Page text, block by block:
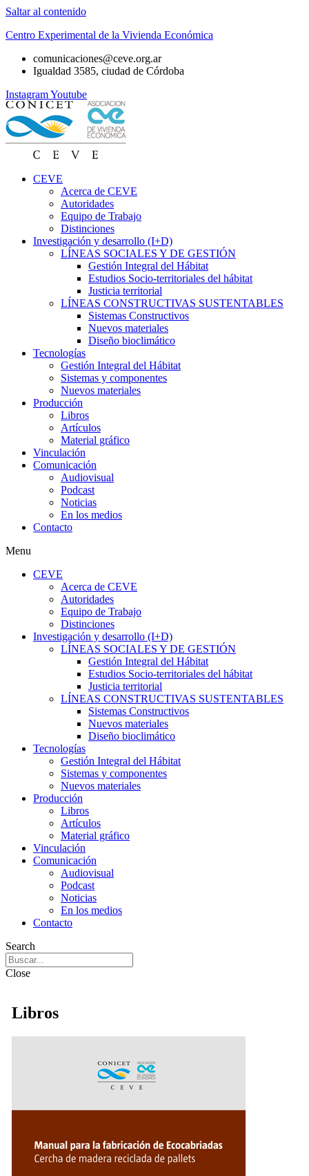
Saltar al contenido
Centro Experimental de la Vivienda Económica
comunicaciones@ceve.org.ar
Igualdad 3585, ciudad de Córdoba
InstagramYoutube
CEVE
Acerca de CEVE
Autoridades
Equipo de Trabajo
Distinciones
Investigación y desarrollo (I+D)
LÍNEAS SOCIALES Y DE GESTIÓN
Gestión Integral del Hábitat
Estudios Socio-territoriales del hábitat
Justicia territorial
LÍNEAS CONSTRUCTIVAS SUSTENTABLES
Sistemas Constructivos
Nuevos materiales
Diseño bioclimático
Tecnologías
Gestión Integral del Hábitat
Sistemas y componentes
Nuevos materiales
Producción
Libros
Artículos
Material gráfico
Vinculación
Comunicación
Audiovisual
Podcast
Noticias
En los medios
Contacto
Menu
CEVE
Acerca de CEVE
Autoridades
Equipo de Trabajo
Distinciones
Investigación y desarrollo (I+D)
LÍNEAS SOCIALES Y DE GESTIÓN
Gestión Integral del Hábitat
Estudios Socio-territoriales del hábitat
Justicia territorial
LÍNEAS CONSTRUCTIVAS SUSTENTABLES
Sistemas Constructivos
Nuevos materiales
Diseño bioclimático
Tecnologías
Gestión Integral del Hábitat
Sistemas y componentes
Nuevos materiales
Producción
Libros
Artículos
Material gráfico
Vinculación
Comunicación
Audiovisual
Podcast
Noticias
En los medios
Contacto
Search
Close
Libros